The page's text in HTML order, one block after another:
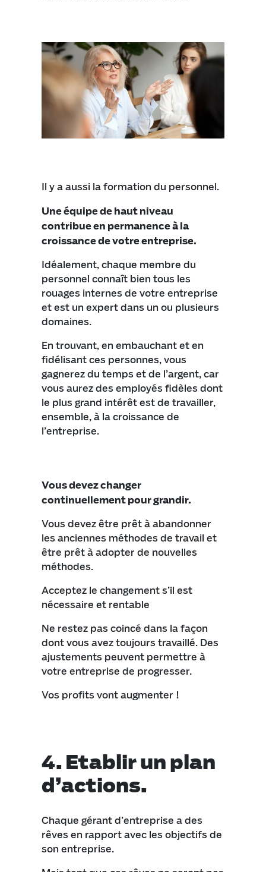
Il y a aussi la formation du personnel.
Une équipe de haut niveau
contribue en permanence à la
croissance de votre entreprise.
Idéalement, chaque membre du
personnel connaît bien tous les
rouages ​​internes de votre entreprise
et est un expert dans un ou plusieurs
domaines.
En trouvant, en embauchant et en
fidélisant ces personnes, vous
gagnerez du temps et de l’argent, car
vous aurez des employés fidèles dont
le plus grand intérêt est de travailler,
ensemble, à la croissance de
l’entreprise.
Vous devez changer
continuellement pour grandir.
Vous devez être prêt à abandonner
les anciennes méthodes de travail et
être prêt à adopter de nouvelles
méthodes.
Acceptez le changement s’il est
nécessaire et rentable
Ne restez pas coincé dans la façon
dont vous avez toujours travaillé. Des
ajustements peuvent permettre à
votre entreprise de progresser.
Vos profits vont augmenter !
4. Etablir un plan
d’actions.
Chaque gérant d’entreprise a des
rêves en rapport avec les objectifs de
son entreprise.